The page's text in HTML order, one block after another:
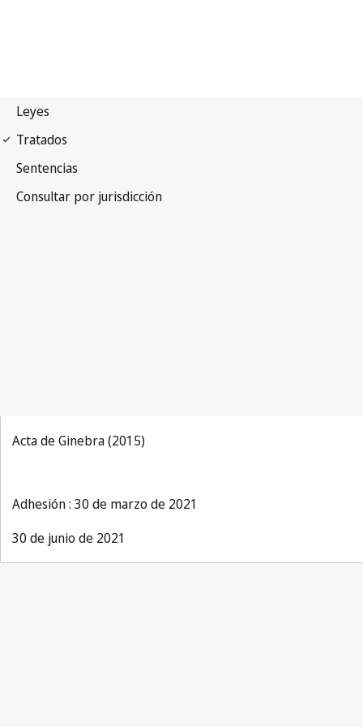
Acta de Ginebra (2015)
Adhesión : 30 de marzo de 2021
30 de junio de 2021